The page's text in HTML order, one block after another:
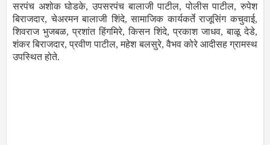
सरपंच अशोक घोडके, उपसरपंच बालाजी पाटील, पोलीस पाटील, रुपेश
बिराजदार, चेअरमन बालाजी शिंदे, सामाजिक कार्यकर्ते राजूसिंग कचुवाई,
शिवराज भुजबळ, प्रशांत हिंगमिरे, किसन शिंदे, प्रकाश जाधव, बाळू देडे,
शंकर बिराजदार, प्रवीण पाटील, महेश बलसुरे, वैभव कोरे आदीसह ग्रामस्थ
उपस्थित होते.